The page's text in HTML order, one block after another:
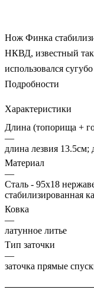
Нож Финка
НКВД, известный
использовался
Подробности
Характеристики
Длина (топорища +
—
длина лезвия 13.5см;
Материал
—
Сталь - 95х18
стабилизированная
Ковка
—
латунное литье
Тип заточки
—
заточка прямые